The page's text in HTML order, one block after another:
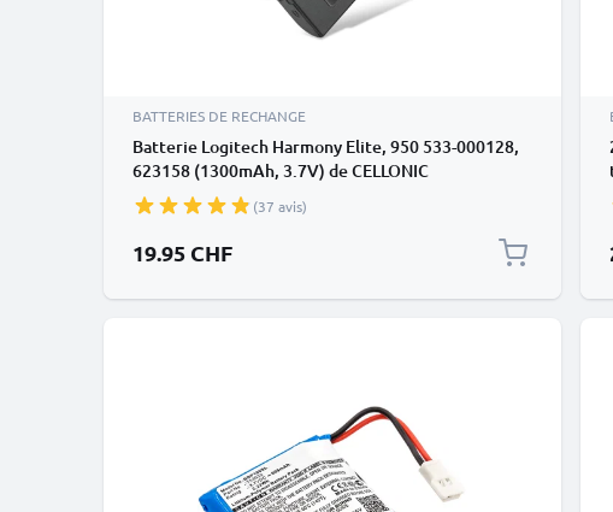
BATTERIES DE RECHANGE
Batterie Logitech Harmony Elite, 950 533-000128,
623158 (1300mAh, 3.7V) de CELLONIC
(37 avis)
19.95 CHF